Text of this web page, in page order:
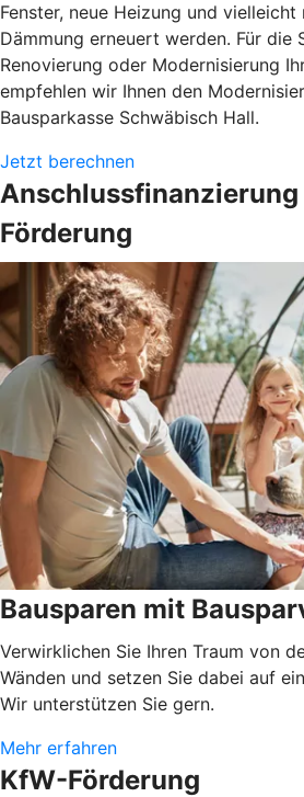
Fenster, neue Heizung und vielleicht
Dämmung erneuert werden. Für die
Renovierung oder Modernisierung
empfehlen wir Ihnen den
Bausparkasse Schwäbisch Hall.
Jetzt berechnen
Anschlussfinanzierung
Förderung
Bausparen mit
Verwirklichen Sie Ihren Traum von
Wänden und setzen Sie dabei auf
Wir unterstützen Sie gern.
Mehr erfahren
KfW-Förderung